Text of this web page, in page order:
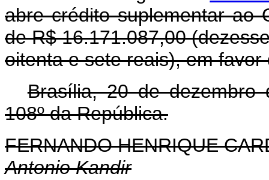
abre crédito suplementar ao
de R$ 16.171.087,00
oitenta e sete reais), em
Brasília, 20 de dezembro
108º da República.
FERNANDO HENRIQUE
Antonio Kandir